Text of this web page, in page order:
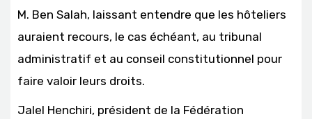
M. Ben Salah, laissant entendre que les hôteliers
auraient recours, le cas échéant, au tribunal
administratif et au conseil constitutionnel pour
faire valoir leurs droits.
Jalel Henchiri, président de la Fédération